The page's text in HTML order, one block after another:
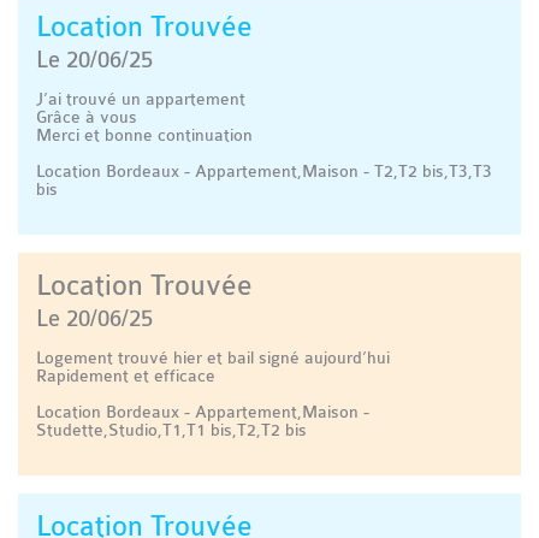
Location Trouvée
Le 20/06/25
J’ai trouvé un appartement
Grâce à vous
Merci et bonne continuation
Location Bordeaux - Appartement,Maison - T2,T2 bis,T3,T3
bis
Location Trouvée
Le 20/06/25
Logement trouvé hier et bail signé aujourd’hui
Rapidement et efficace
Location Bordeaux - Appartement,Maison -
Studette,Studio,T1,T1 bis,T2,T2 bis
Location Trouvée